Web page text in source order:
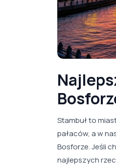
Stambuł to
pałaców, a w
Bosforze. Jeśli
najlepszych